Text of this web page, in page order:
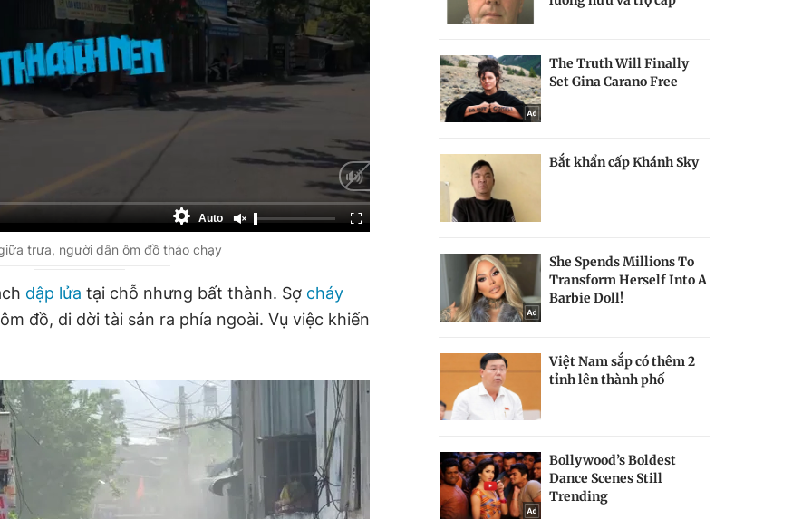
Auto
trưa, người dân ôm đồ tháo chạy
dập lửa tại chỗ nhưng bất thành. Sợ cháy
đồ, di dời tài sản ra phía ngoài. Vụ việc khiến